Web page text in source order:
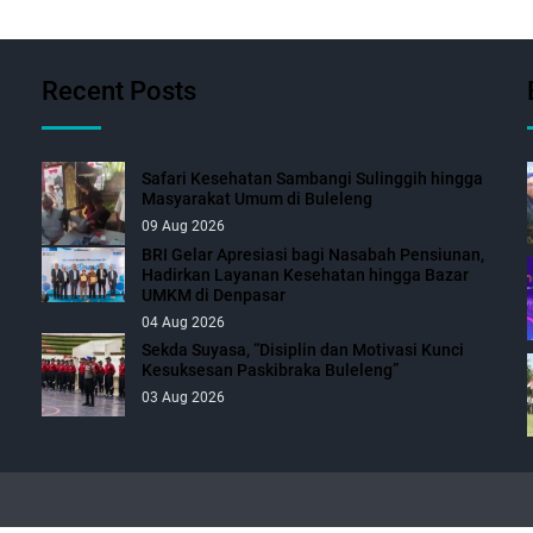
Recent Posts
Safari Kesehatan Sambangi Sulinggih hingga
Masyarakat Umum di Buleleng
09 Aug 2026
BRI Gelar Apresiasi bagi Nasabah Pensiunan,
Hadirkan Layanan Kesehatan hingga Bazar
UMKM di Denpasar
04 Aug 2026
Sekda Suyasa, “Disiplin dan Motivasi Kunci
Kesuksesan Paskibraka Buleleng”
03 Aug 2026